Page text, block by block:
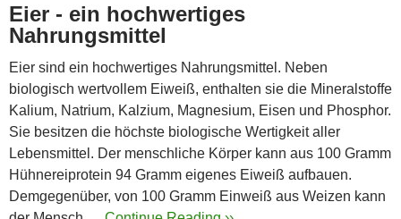
Eier - ein hochwertiges
Nahrungsmittel
Eier sind ein hochwertiges Nahrungsmittel. Neben
biologisch wertvollem Eiweiß, enthalten sie die Mineralstoffe
Kalium, Natrium, Kalzium, Magnesium, Eisen und Phosphor.
Sie besitzen die höchste biologische Wertigkeit aller
Lebensmittel. Der menschliche Körper kann aus 100 Gramm
Hühnereiprotein 94 Gramm eigenes Eiweiß aufbauen.
Demgegenüber, von 100 Gramm Einweiß aus Weizen kann